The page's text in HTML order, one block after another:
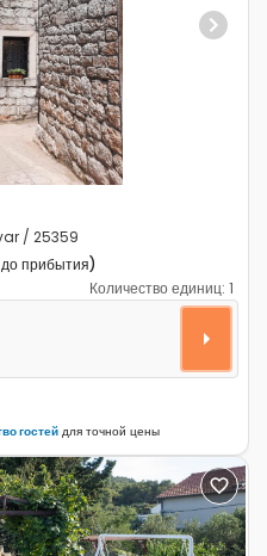
Next
/ 25359
прибытия)
Количество единиц: 1
Град - Stari Grad, Хвар -
гостейдля точной цены